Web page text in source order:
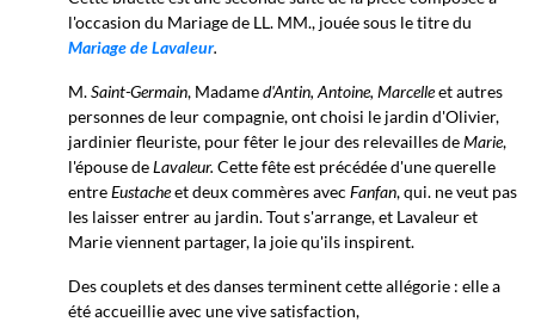
l'occasion du Mariage de LL. MM., jouée sous le titre du
Mariage de Lavaleur.
M.Saint-Germain, Madamed'Antin, Antoine, Marcelleet autres
personnes de leur compagnie, ont choisi le jardin d'Olivier,
jardinier fleuriste, pour fêter le jour des relevailles deMarie,
l'épouse deLavaleur.Cette fête est précédée d'une querelle
entreEustacheet deux commères avecFanfan, qui. ne veut pas
les laisser entrer au jardin. Tout s'arrange, et Lavaleur et
Marie viennent partager, la joie qu'ils inspirent.
Des couplets et des danses terminent cette allégorie : elle a
été accueillie avec une vive satisfaction,